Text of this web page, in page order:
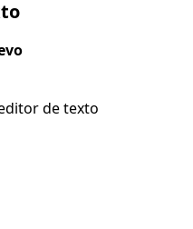
de texto